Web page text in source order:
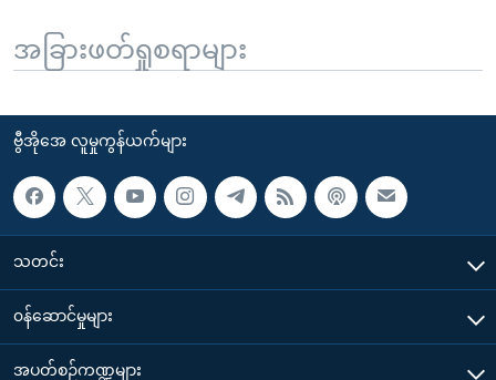
အခြားဖတ်ရှုစရာများ
ဗွီအိုအေ လူမှုကွန်ယက်များ
သတင်း
၀န်ဆောင်မှုများ
အပတ်စဉ်ကဏ္ဍများ